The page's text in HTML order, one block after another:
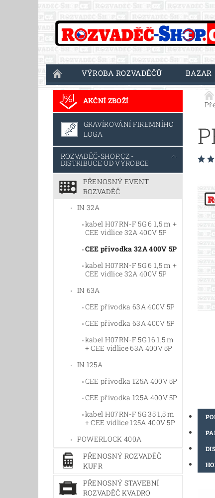
VÝROBA ROZVADĚČŮ BAZAR
AKČNÍ ZBOŽÍ
GRAVÍROVÁNÍ FIREMNÍHO
LOGA
ROZVADĚČ-SHOP.CZ -
DISTRIBUCE OD VÝROBCE
PŘENOSNÝ EVENT
ROZVADĚČ
IN 32A
kabel H07RN-F 5G 6 1,5 m +
CEE vidlice 32A 400V 5P
CEE přivodka 32A 400V 5P
kabel H07RN-F 5G 6 1,5 m +
CEE vidlice 32A 400V 5P
IN 63A
CEE přivodka 63A 400V 5P
CEE přivodka 63A 400V 5P
kabel H07RN-F 5G 16 1,5 m
+ CEE vidlice 63A 400V 5P
IN 125A
CEE přivodka 125A 400V 5P
CEE přivodka 125A 400V 5P
kabel H07RN-F 5G 35 1,5 m
+ CEE vidlice 125A 400V 5P
POWERLOCK 400A
PŘENOSNÝ ROZVADĚČ
KUFR
PŘENOSNÝ STAVEBNÍ
ROZVADĚČ KVADRO